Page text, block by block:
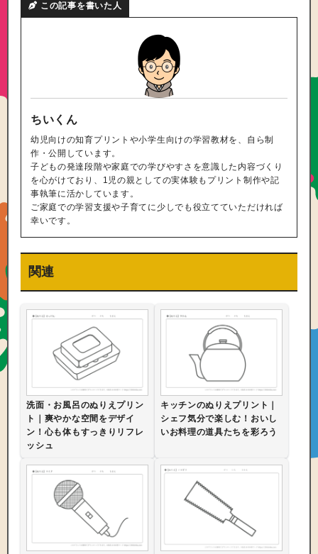
この記事を書いた人
ちいくん
幼児向けの知育プリントや小学生向けの学習教材を、自ら制
作・公開しています。
子どもの発達段階や家庭での学びやすさを意識した内容づくり
を心がけており、1児の親としての実体験もプリント制作や記
事執筆に活かしています。
ご家庭での学習支援や子育てに少しでも役立てていただければ
幸いです。
関連
洗面・お風呂のぬりえプリン
ト｜爽やかな空間をデザイ
ン！心も体もすっきりリフレ
ッシュ
キッチンのぬりえプリント｜
シェフ気分で楽しむ！おいし
いお料理の道具たちを彩ろう